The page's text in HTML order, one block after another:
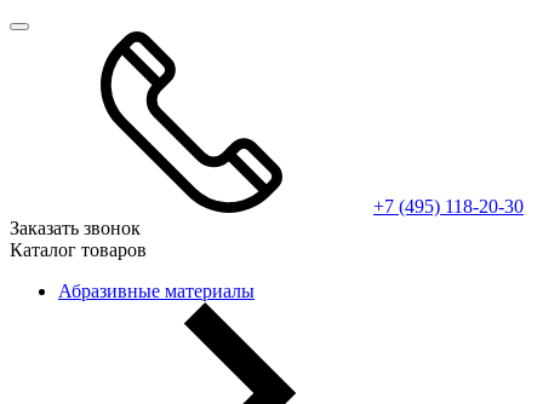
+7 (495) 118-20-30
Заказать звонок
Каталог товаров
Абразивные материалы